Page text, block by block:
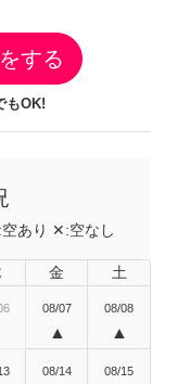
する
もOK!
空あり ✕:空なし
金 土
08/07
▲
08/08
▲
08/14 08/15